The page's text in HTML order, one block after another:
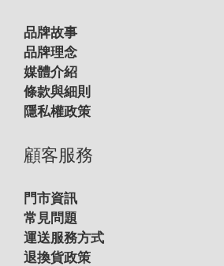
品牌故事
品牌理念
媒體介紹
條款與細則
隱私權政策
顧客服務
門市資訊
常見問題
運送服務方式
退換貨政策